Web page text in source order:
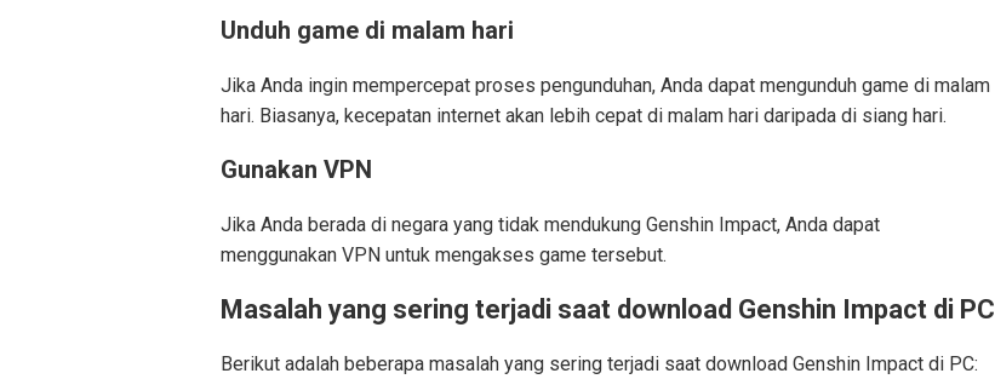
Unduh game di malam hari
Jika Anda ingin mempercepat proses pengunduhan, Anda dapat mengunduh game di malam
hari. Biasanya, kecepatan internet akan lebih cepat di malam hari daripada di siang hari.
Gunakan VPN
Jika Anda berada di negara yang tidak mendukung Genshin Impact, Anda dapat
menggunakan VPN untuk mengakses game tersebut.
Masalah yang sering terjadi saat download Genshin Impact di PC
Berikut adalah beberapa masalah yang sering terjadi saat download Genshin Impact di PC: